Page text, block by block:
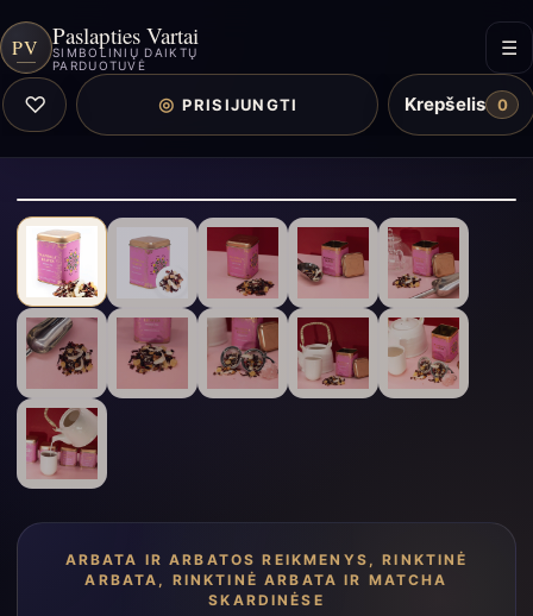
PV Paslapties Vartai
SIMBOLINIŲ DAIKTŲ
PARDUOTUVĖ
☰
♡ ◎ PRISIJUNGTI Krepšelis 0
ARBATA IR ARBATOS REIKMENYS ,RINKTINĖ
ARBATA , RINKTINĖ ARBATA IR MATCHA
SKARDINĖSE